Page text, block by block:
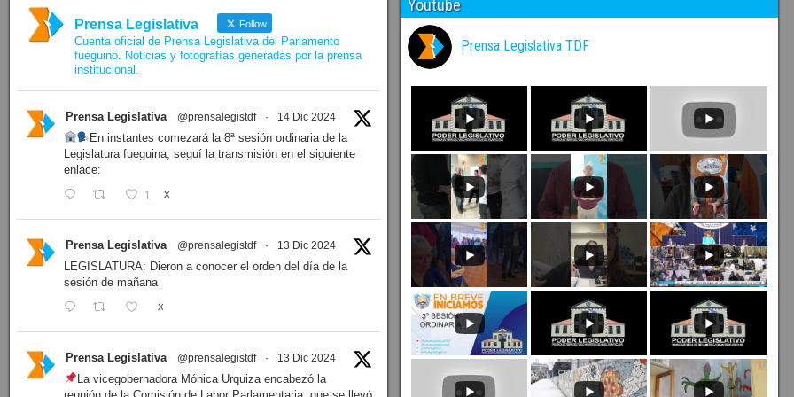
Prensa Legislativa Follow
Cuenta oficial de Prensa Legislativa del Parlamento
fueguino. Noticias y fotografías generadas por la prensa
institucional.
Prensa Legislativa @prensalegistdf · 14 Dic 2024
En instantes comezará la 8ª sesión ordinaria de la
Legislatura fueguina, seguí la transmisión en el siguiente
enlace:
1 X
Prensa Legislativa @prensalegistdf · 13 Dic 2024
LEGISLATURA: Dieron a conocer el orden del día de la
sesión de mañana
X
Prensa Legislativa @prensalegistdf · 13 Dic 2024
La vicegobernadora Mónica Urquiza encabezó la
Youtube
Prensa Legislativa TDF